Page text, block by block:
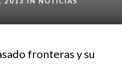
fronteras y su